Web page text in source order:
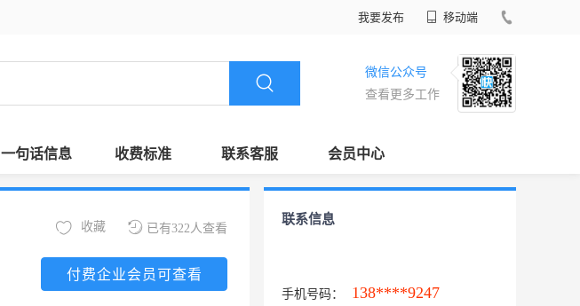
我要发布 移动端
微信公众号
查看更多工作
一句话信息 收费标准 联系客服 会员中心
已有322人查看
收藏
付费企业会员可查看
联系信息
手机号码： 138****9247